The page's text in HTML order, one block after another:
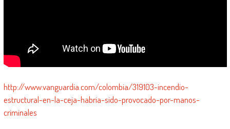
http://www.vanguardia.com/colombia/319103-incendio-
estructural-en-la-ceja-habria-sido-provocado-por-manos-
criminales